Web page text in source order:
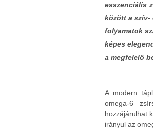
esszenciális
között a szív-
folyamatok
képes
a megfelelő
A modern
omega-6
hozzájárulhat
irányul az